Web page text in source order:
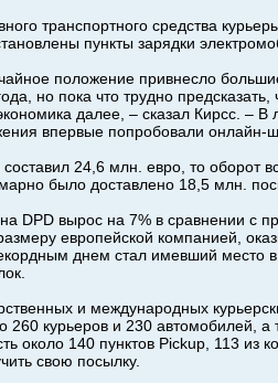
транспортного средства
пункты зарядки
положение привнесло
но пока что трудно
далее, – сказал Кирсс. –
впервые попробовали онлайн-
24,6 млн. евро, то оборот
было доставлено 18,5 млн.
DPD вырос на 7% в сравнении с
европейской компанией,
днем стал имевший место
и международных
курьеров и 230 автомобилей,
около 140 пунктов Pickup, 113 из
свою посылку.